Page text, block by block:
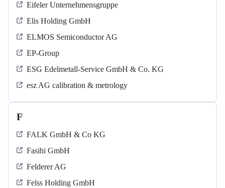
Eifeler Unternehmensgruppe
Elis Holding GmbH
ELMOS Semiconductor AG
EP-Group
ESG Edelmetall-Service GmbH & Co. KG
esz AG calibration & metrology
F
FALK GmbH & Co KG
Fasihi GmbH
Felderer AG
Felss Holding GmbH